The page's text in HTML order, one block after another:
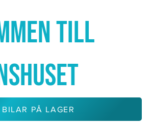
TILL
BILAR PÅ LAGER